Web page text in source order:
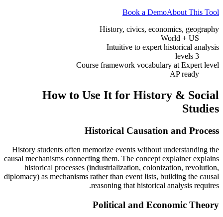
Book a DemoAbout This Tool
History, civics, economics, geography
World + US
Intuitive to expert historical analysis
3 levels
Course framework vocabulary at Expert level
AP ready
How to Use It for History & Social
Studies
Historical Causation and Process
History students often memorize events without understanding the
causal mechanisms connecting them. The concept explainer explains
historical processes (industrialization, colonization, revolution,
diplomacy) as mechanisms rather than event lists, building the causal
reasoning that historical analysis requires.
Political and Economic Theory